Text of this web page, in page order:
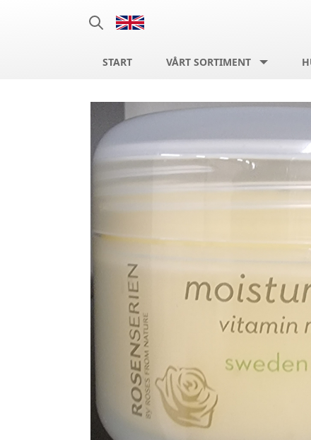
START VÅRT SORTIMENT